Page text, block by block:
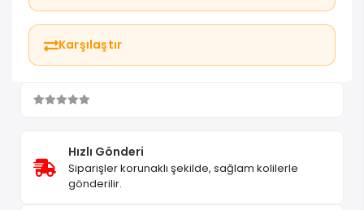
Karşılaştır
Hızlı Gönderi
Siparişler korunaklı şekilde, sağlam kolilerle
gönderilir.